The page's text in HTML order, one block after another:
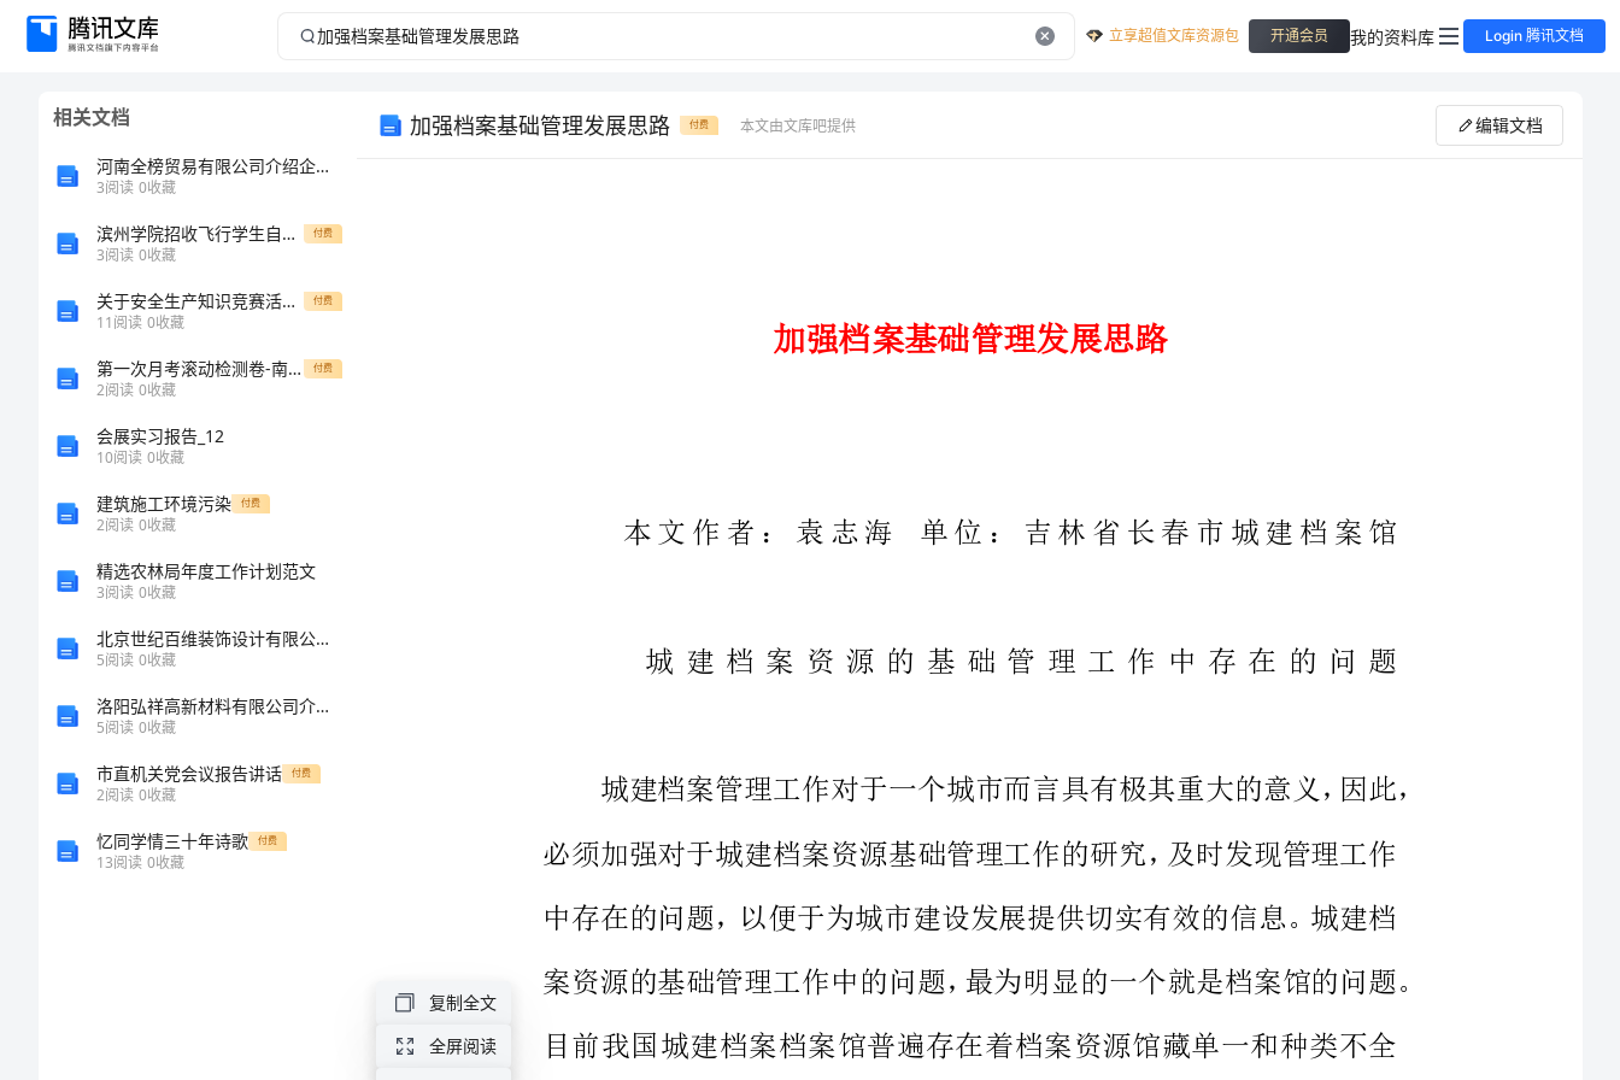
加
立享超值文库资源包 开通会员 我的资料库 Login 腾讯文档
相关文档
河南全榜贸易有限公司介绍企业发展分析报告
3阅读 0收藏
滨州学院招收飞行学生自荐标准 付费
3阅读 0收藏
关于安全生产知识竞赛活动横幅标语 付费
11阅读 0收藏
第一次月考滚动检测卷-南京市第一中学北师大版物理九年级电磁现象专项测评A卷（附答案详解） 付费
2阅读 0收藏
会展实习报告_12
10阅读 0收藏
建筑施工环境污染 付费
2阅读 0收藏
精选农林局年度工作计划范文
3阅读 0收藏
北京世纪百维装饰设计有限公司介绍企业发展分析报告
5阅读 0收藏
洛阳弘祥高新材料有限公司介绍企业发展分析报告
5阅读 0收藏
市直机关党会议报告讲话 付费
2阅读 0收藏
忆同学情三十年诗歌 付费
13阅读 0收藏
加强档案基础管理发展思路 付费 本文由文库吧提供 编辑文档
落于一种滞后的状态，城建档案资源只是作为一些文字留存在档案馆
城建档案资源的基础管理工作中存在的问题
必须加强对于城建档案资源基础管理工作的研究，及时发现管理工作
的问题。专业的城建档案馆所藏的档案往往呈现出数量众多、复杂混
乱的问题，这些问题使得档案馆工作人员对于档案资源的管理和利用
复制全文
全屏阅读